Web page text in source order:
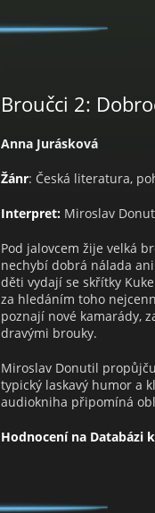
Broučci 2:
Anna Jurásková
Žánr: Česká literatura,
Interpret: Miroslav
Pod jalovcem žije velká
nechybí dobrá nálada
děti vydají se skřítky
za hledáním toho
poznají nové kamarády,
dravými brouky.
Miroslav Donutil
typický laskavý humor a
audiokniha připomíná
Hodnocení na Databázi